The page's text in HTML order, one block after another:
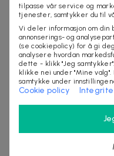
"Magisk vibes med
hyggelige folk med
og cocktails! Anbefales"
★★★★★
"Råeste service, mat
helt kanon. Anbefales
"Jeg har savnet et
musikk , drinker og en
tilpasse vår service og
tjenester, samtykker du til
Vi deler informasjon om
annonserings- og
(se cookiepolicy) for å gi
analysere hvordan
dette - klikk "Jeg
klikke nei under "Mine
samtykke under
Cookie policy